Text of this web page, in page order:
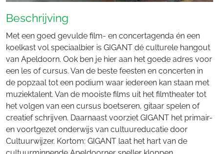
Beschrijving
Met een goed gevulde film- en concertagenda én een
koelkast vol speciaalbier is GIGANT dé culturele hangout
van Apeldoorn. Ook ben je hier aan het goede adres voor
een les of cursus. Van de beste feesten en concerten in
de popzaal tot een podium waar iedereen kan staan met
muziektalent. Van de mooiste films uit het filmtheater tot
het volgen van een cursus boetseren, gitaar spelen of
creatief schrijven. Daarnaast voorziet GIGANT het primair-
en voortgezet onderwijs van cultuureducatie door
Cultuurwijzer. Kortom: GIGANT laat het hart van de